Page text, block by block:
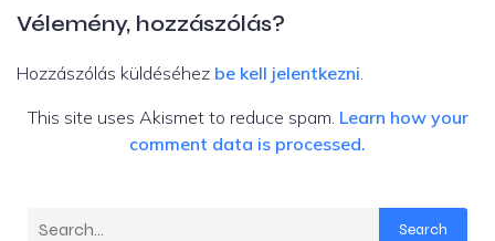
Vélemény, hozzászólás?
Hozzászólás küldéséhez be kell jelentkezni
This site uses Akismet to reduce spam. Learn how your
comment data is processed.
Search